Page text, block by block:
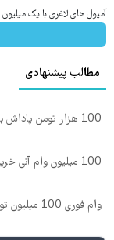
آمپول های لاغری با یک
مطالب پیشنهادی
100 هزار تومن پاداش بگیر | ثبت نام کن
100 میلیون وام آنی خرید طلا (بازپرداخت 12 ماهه)
وام فوری 100 میلیون تومانی خرید طلا (بدون ضامن)